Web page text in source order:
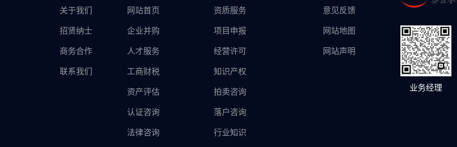
关于我们
招贤纳士
商务合作
联系我们
网站首页
资质服务
企业并购
项目申报
人才服务
经营许可
工商财税
知识产权
资产评估
拍卖咨询
认证咨询
落户咨询
法律咨询
行业知识
意见反馈
网站地图
网站声明
业务经理